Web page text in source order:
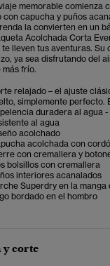
memorable comienza
con capucha y puños
la convierten en un
Acolchada Corta
te lleven tus aventuras.
ya sea disfrutando del
más frío.
relajado – el ajuste
simplemente perfecto.
duradera al agua
al agua
acolchado
acolchada con
con cremallera y
bolsillos con cremallera
interiores acanalados
Superdry en la manga
bordado en el hombro
y corte